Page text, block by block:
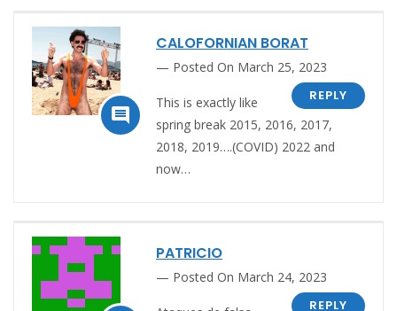

CALOFORNIAN BORAT
Posted On March 25, 2023
REPLY
This is exactly like
spring break 2015, 2016, 2017,
2018, 2019….(COVID) 2022 and
now…
PATRICIO
Posted On March 24, 2023
REPLY